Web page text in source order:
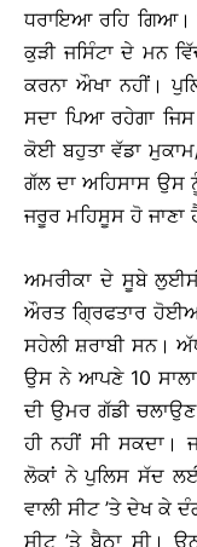
ਧਰਾਇਆ ਰਹਿ
ਕੁੜੀ ਜਸਿੰਟਾ ਦੇ ਮਨ
ਕਰਨਾ ਔਖਾ ਨਹੀਂ।
ਸਦਾ ਪਿਆ ਰਹੇਗਾ
ਕੋਈ ਬਹੁਤਾ ਵੱਡਾ
ਗੱਲ ਦਾ ਅਹਿਸਾਸ
ਜਰੂਰ ਮਹਿਸੂਸ ਹੋ ਜਾਣਾ
ਅਮਰੀਕਾ ਦੇ ਸੂਬੇ
ਔਰਤ ਗ੍ਰਿਫਤਾਰ
ਸਹੇਲੀ ਸ਼ਰਾਬੀ ਸਨ।
ਉਸ ਨੇ ਆਪਣੇ 10
ਦੀ ਉਮਰ ਗੱਡੀ
ਹੀ ਨਹੀਂ ਸੀ ਸਕਦਾ।
ਲੋਕਾਂ ਨੇ ਪੁਲਿਸ ਸੱਦ
ਵਾਲੀ ਸੀਟ ’ਤੇ ਦੇਖ ਕੇ
ਸੀਟ ’ਤੇ ਬੈਠਾ ਸੀ।